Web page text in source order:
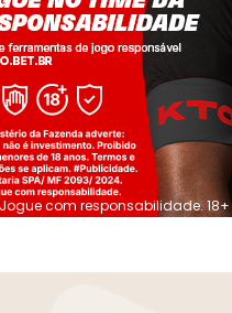
Jogue com responsabilidade. 18+